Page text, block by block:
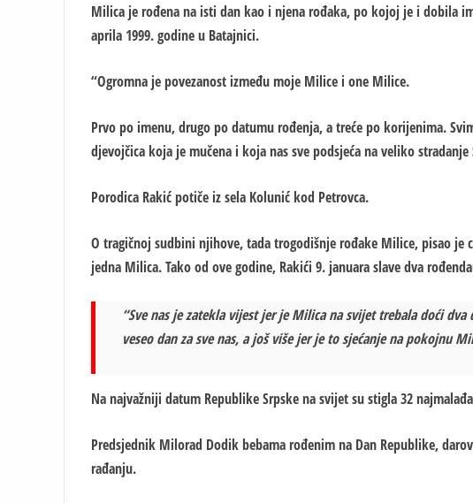
Milica je rođena na isti dan kao i njena rođaka, po kojoj je i dobila
aprila 1999. godine u Batajnici.
“Ogromna je povezanost između moje Milice i one Milice.
Prvo po imenu, drugo po datumu rođenja, a treće po korijenima.
djevojčica koja je mučena i koja nas sve podsjeća na veliko
Porodica Rakić potiče iz sela Kolunić kod Petrovca.
O tragičnoj sudbini njihove, tada trogodišnje rođake Milice, pisao je
jedna Milica. Tako od ove godine, Rakići 9. januara slave dva
“Sve nas je zatekla vijest jer je Milica na svijet trebala doći
veseo dan za sve nas, a još više jer je to sjećanje na pokojnu
Na najvažniji datum Republike Srpske na svijet su stigla 32
Predsjednik Milorad Dodik bebama rođenim na Dan Republike,
rađanju.